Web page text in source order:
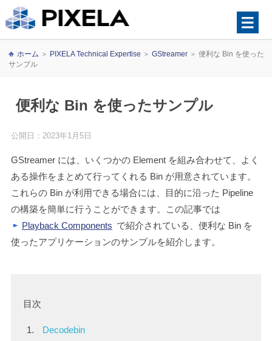
ホーム ＞ PIXELA Technical Expertise ＞ GStreamer ＞ 便利な Bin を使った
サンプル
便利な Bin を使ったサンプル
公開日：2023年1月5日
GStreamer には、いくつかの Element を組み合わせて、よく
ある操作をまとめて行ってくれる Bin が用意されています。
これらの Bin が利用できる場合には、目的に沿った Pipeline
の構築を簡単に行うことができます。この記事では
Playback Components で紹介されている、便利な Bin を
使ったアプリケーションのサンプルを紹介します。
目次
Decodebin